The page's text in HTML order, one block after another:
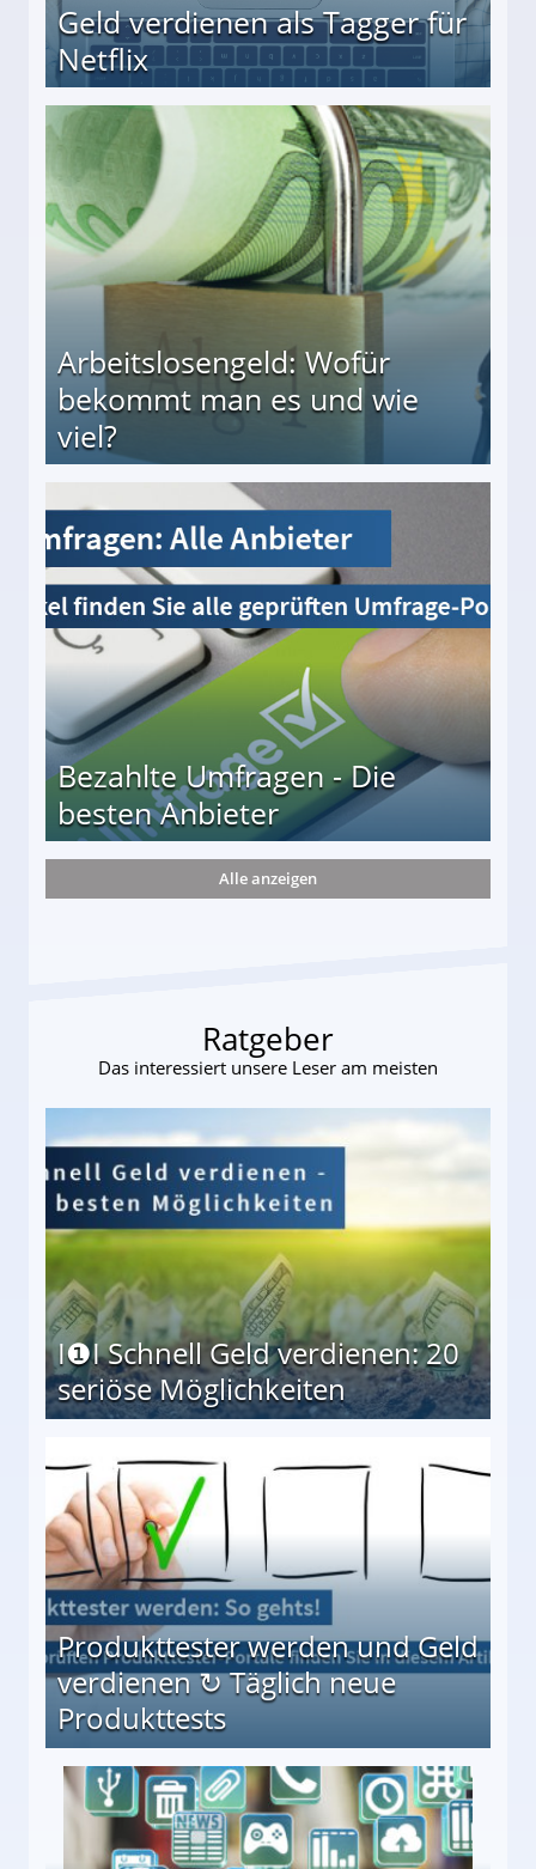
Geld verdienen als Tagger für
Netflix
Arbeitslosengeld: Wofür
bekommt man es und wie
viel?
und wie viel?
Bezahlte Umfragen - Die
besten Anbieter
Alle anzeigen
Ratgeber
Das interessiert unsere Leser am meisten
I❶I Schnell Geld verdienen: 20
seriöse Möglichkeiten
Produkttester werden und Geld
verdienen ↻ Täglich neue
Produkttests
↻ Täglich neue Produkttests